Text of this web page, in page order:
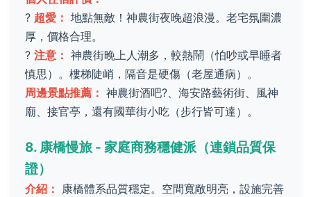
? 超愛： 地點無敵！神農街夜晚超浪漫。老宅氛圍濃
厚，價格合理。
? 注意： 神農街晚上人潮多，較熱鬧（怕吵或早睡者
慎思）。樓梯陡峭，隔音是硬傷（老屋通病）。
周邊景點推薦： 神農街酒吧?、海安路藝術街、風神
廟、接官亭，還有國華街小吃（步行皆可達）。
8. 康橋慢旅 - 家庭商務穩健派（連鎖品質保
證）
介紹： 康橋體系品質穩定。空間寬敞明亮，設施完善